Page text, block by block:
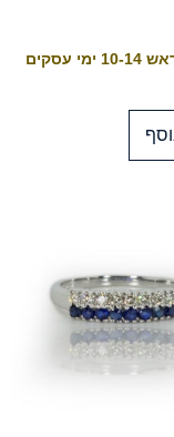
הזמנה מראש 10-14 ימי עסקים